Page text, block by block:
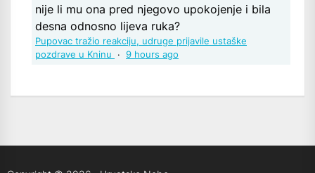
nije li mu ona pred njegovo upokojenje i bila
desna odnosno lijeva ruka?
Pupovac tražio reakciju, udruge prijavile ustaške
pozdrave u Kninu
· 9 hours ago